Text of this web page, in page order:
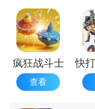
疯狂战斗士
查看